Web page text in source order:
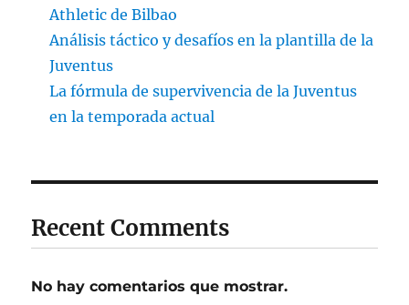
Athletic de Bilbao
Análisis táctico y desafíos en la plantilla de la
Juventus
La fórmula de supervivencia de la Juventus
en la temporada actual
Recent Comments
No hay comentarios que mostrar.